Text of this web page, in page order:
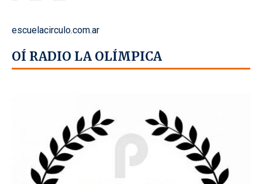
escuelacirculo.com.ar
OÍ RADIO LA OLÍMPICA